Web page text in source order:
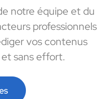
notre équipe et du
professionnels
vos contenus
sans effort.